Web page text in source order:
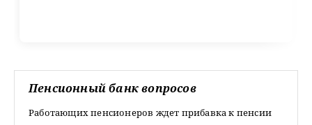
Пенсионный банк вопросов
Работающих пенсионеров ждет прибавка к пенсии